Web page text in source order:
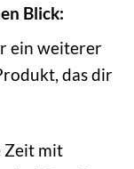
Blick:
ein weiterer
das dir
Zeit mit